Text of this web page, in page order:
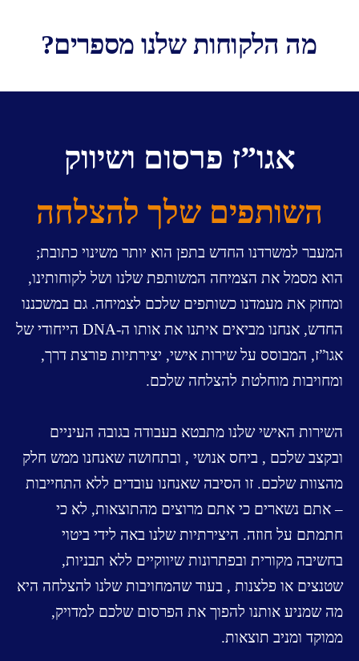
מה הלקוחות שלנו מספרים?
אגו”ז פרסום ושיווק
השותפים שלך להצלחה
המעבר למשרדנו החדש בתפן הוא יותר משינוי כתובת;
הוא מסמל את הצמיחה המשותפת שלנו ושל לקוחותינו,
ומחזק את מעמדנו כשותפים שלכם לצמיחה. גם במשכננו
החדש, אנחנו מביאים איתנו את אותו ה-DNA הייחודי של
אגו”ז, המבוסס על שירות אישי, יצירתיות פורצת דרך,
ומחויבות מוחלטת להצלחה שלכם.
השירות האישי שלנו מתבטא בעבודה בגובה העיניים
ובקצב שלכם , ביחס אנושי , ובתחושה שאנחנו ממש חלק
מהצוות שלכם. זו הסיבה שאנחנו עובדים ללא התחייבות
– אתם נשארים כי אתם מרוצים מהתוצאות, לא כי
חתמתם על חוזה. היצירתיות שלנו באה לידי ביטוי
בחשיבה מקורית ובפתרונות שיווקיים ללא תבניות,
שטנצים או פלצנות , בעוד שהמחויבות שלנו להצלחה היא
מה שמניע אותנו להפוך את הפרסום שלכם למדויק,
ממוקד ומניב תוצאות.